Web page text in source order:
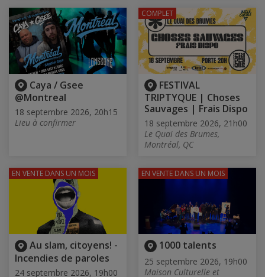
Caya / Gsee
@Montreal
18 septembre 2026, 20h15
Lieu à confirmer
FESTIVAL
TRIPTYQUE | Choses
Sauvages | Frais Dispo
18 septembre 2026, 21h00
Le Quai des Brumes,
Montréal, QC
COMPLET
Au slam, citoyens! -
Incendies de paroles
24 septembre 2026, 19h00
EN VENTE DANS UN MOIS
1000 talents
25 septembre 2026, 19h00
Maison Culturelle et
EN VENTE DANS UN MOIS